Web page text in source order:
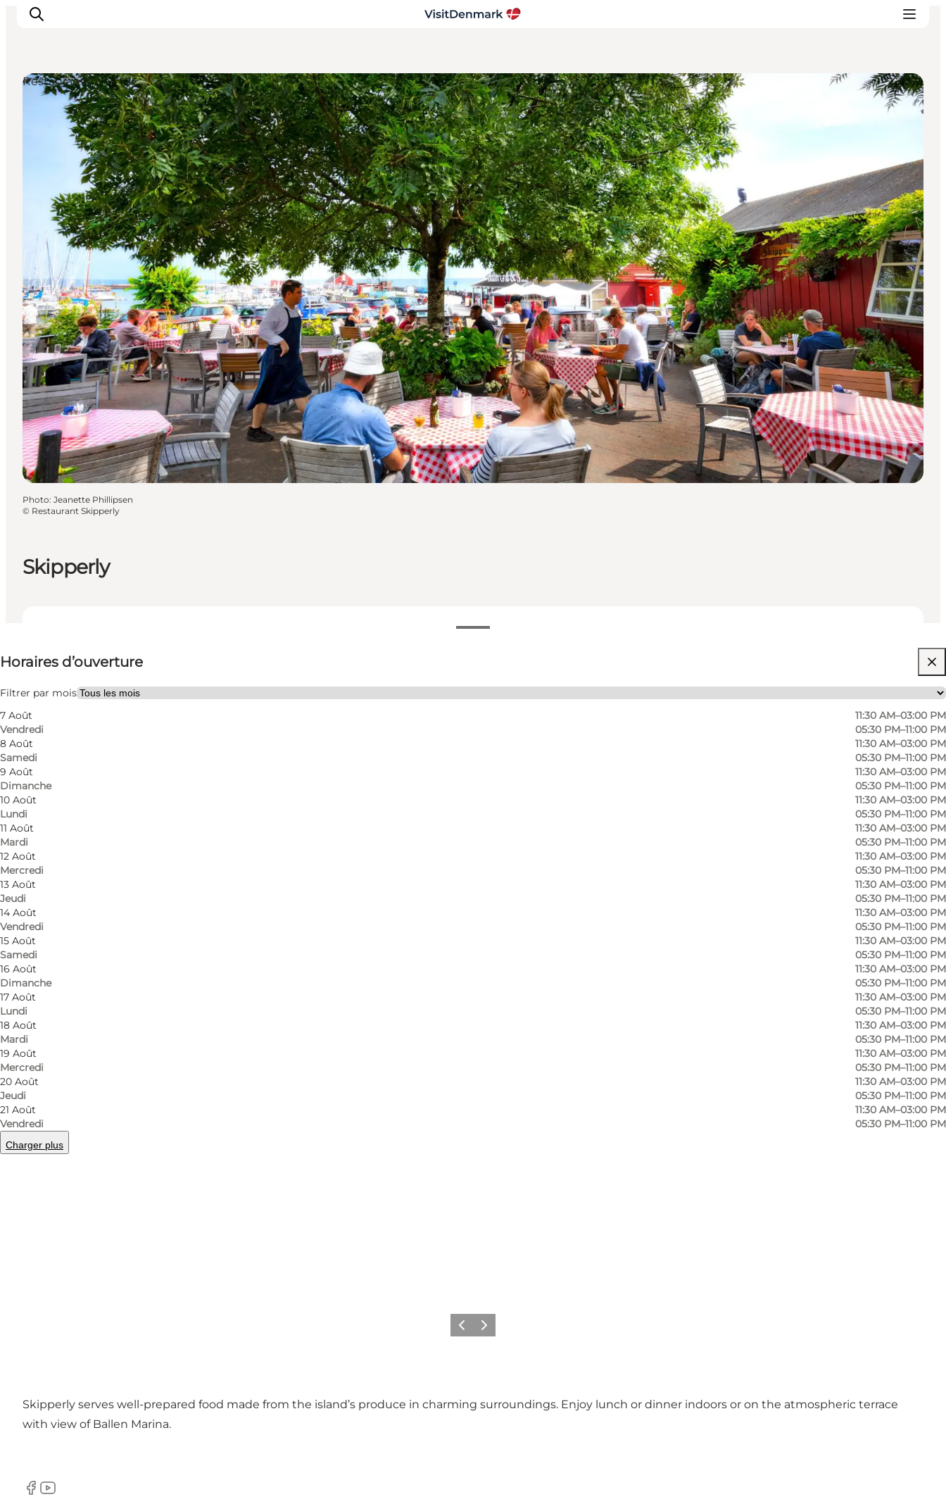
Inspirations
Destinations
Quoi faire
Hébergements
Planifiez votre voyage
Skipperly
Horaires d’ouverture
Filtrer par mois
7 Août
Vendredi
11:30 AM–03:00 PM
05:30 PM–11:00 PM
8 Août
Samedi
11:30 AM–03:00 PM
05:30 PM–11:00 PM
9 Août
Dimanche
11:30 AM–03:00 PM
05:30 PM–11:00 PM
10 Août
Lundi
11:30 AM–03:00 PM
05:30 PM–11:00 PM
11 Août
Mardi
11:30 AM–03:00 PM
05:30 PM–11:00 PM
12 Août
Mercredi
11:30 AM–03:00 PM
05:30 PM–11:00 PM
13 Août
Jeudi
11:30 AM–03:00 PM
05:30 PM–11:00 PM
14 Août
Vendredi
11:30 AM–03:00 PM
05:30 PM–11:00 PM
15 Août
Samedi
11:30 AM–03:00 PM
05:30 PM–11:00 PM
16 Août
Dimanche
11:30 AM–03:00 PM
05:30 PM–11:00 PM
17 Août
Lundi
11:30 AM–03:00 PM
05:30 PM–11:00 PM
18 Août
Mardi
11:30 AM–03:00 PM
05:30 PM–11:00 PM
19 Août
Mercredi
11:30 AM–03:00 PM
05:30 PM–11:00 PM
20 Août
Jeudi
11:30 AM–03:00 PM
05:30 PM–11:00 PM
21 Août
Vendredi
11:30 AM–03:00 PM
05:30 PM–11:00 PM
Charger plus
Visiter le site web
Restaurants
Photo: Jeanette Phillipsen
© Restaurant Skipperly
Photo
PrécédentSuivant
Skipperly serves well-prepared food made from the island’s produce in charming surroundings. Enjoy lunch or dinner indoors or on the atmospheric terrace
with view of Ballen Marina.
Facebook
Youtube